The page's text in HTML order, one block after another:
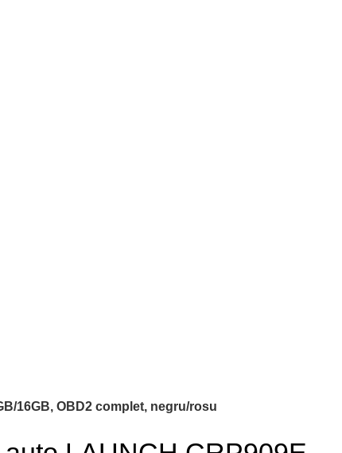
16GB, OBD2 complet, negru/rosu